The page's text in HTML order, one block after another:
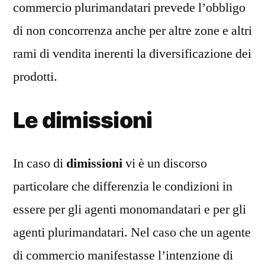
commercio plurimandatari prevede l’obbligo
di non concorrenza anche per altre zone e altri
rami di vendita inerenti la diversificazione dei
prodotti.
Le dimissioni
In caso di dimissionivi è un discorso
particolare che differenzia le condizioni in
essere per gli agenti monomandatari e per gli
agenti plurimandatari. Nel caso che un agente
di commercio manifestasse l’intenzione di